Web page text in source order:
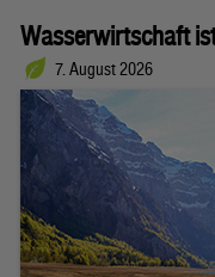
Wasserwirtschaft
7. August 2026